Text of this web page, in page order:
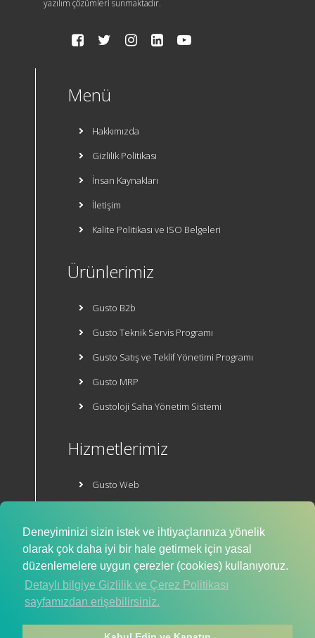
yazılım çözümleri sunmaktadır.
Menü
Hakkımızda
Gizlilik Politikası
İnsan Kaynakları
İletişim
Kalite Politikası ve ISO Belgeleri
Ürünlerimiz
Gusto B2b
Gusto Teknik Servis Programı
Gusto Satış ve Teklif Yönetimi Programı
Gusto MRP
Gustoloji Saha Yönetim Sistemi
Hizmetlerimiz
Gusto Web
Mobil Uygulama
Deneyiminizi sizin istek ve ihtiyaçlarınıza yönelik
olarak çok daha iyi bir hale getirmek için yasal
düzenlemelere uygun çerezler (cookies) kullanıyoruz.
Detaylı bilgiye Gizlilik ve Çerez Politikası
sayfamızdan erişebilirsiniz.